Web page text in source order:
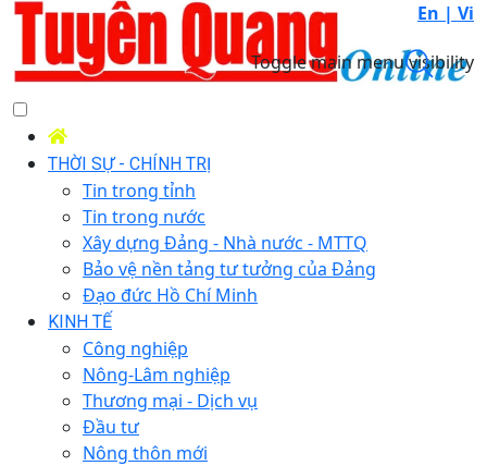
En | Vi
Toggle main menu visibility
THỜI SỰ - CHÍNH TRỊ
Tin trong tỉnh
Tin trong nước
Xây dựng Đảng - Nhà nước - MTTQ
Bảo vệ nền tảng tư tưởng của Đảng
Đạo đức Hồ Chí Minh
KINH TẾ
Công nghiệp
Nông-Lâm nghiệp
Thương mại - Dịch vụ
Đầu tư
Nông thôn mới